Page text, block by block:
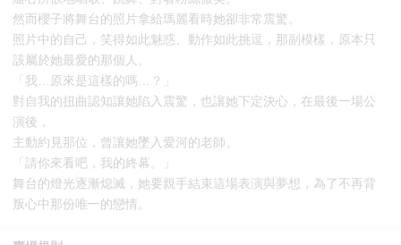
然而櫻子將舞台的照片拿給瑪麗看時她卻非常震驚。
照片中的自己，笑得如此魅惑、動作如此挑逗，那副模樣，原本只
該屬於她最愛的那個人。
「我…原來是這樣的嗎…？」
對自我的扭曲認知讓她陷入震驚，也讓她下定決心，在最後一場公
演後，
主動約見那位，曾讓她墜入愛河的老師。
「請你來看吧，我的終幕。」
舞台的燈光逐漸熄滅，她要親手結束這場表演與夢想，為了不再背
叛心中那份唯一的戀情。